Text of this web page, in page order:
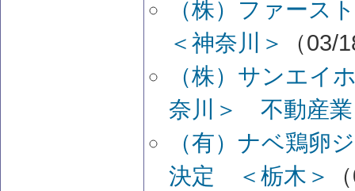
（株）ファー
＜神奈川＞
（03/
（株）サンエイ
奈川＞ 不動産業
（有）ナベ鶏卵
決定 ＜栃木＞